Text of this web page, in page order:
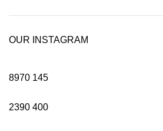
OUR INSTAGRAM
8970 145
2390 400